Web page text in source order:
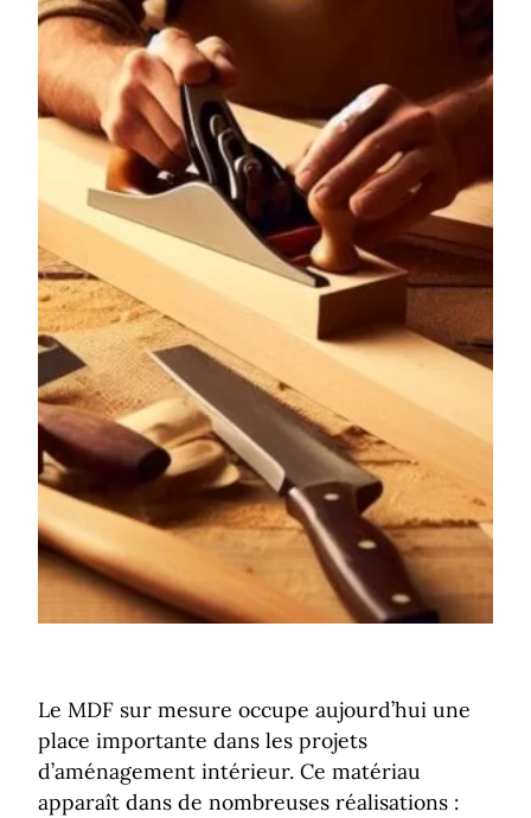
Le MDF sur mesure occupe aujourd’hui une
place importante dans les projets
d’aménagement intérieur. Ce matériau
apparaît dans de nombreuses réalisations :